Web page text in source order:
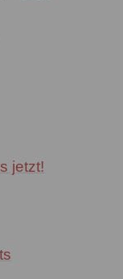
jetzt!